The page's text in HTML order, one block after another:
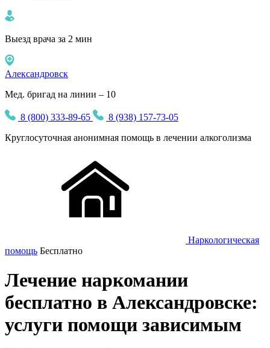
Выезд врача за 2 мин
Александровск
Мед. бригад на линии – 10
8 (800) 333-89-65
8 (938) 157-73-05
Круглосуточная анонимная помощь в лечении алкоголизма
Наркологическая
помощь Бесплатно
Лечение наркомании
бесплатно в Александровске:
услуги помощи зависимым